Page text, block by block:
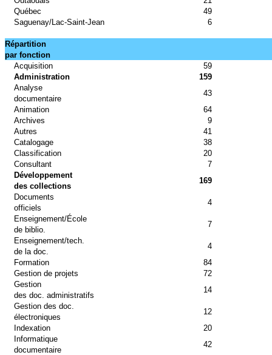
Québec
49
Saguenay/Lac-Saint-Jean
6
Répartition
par fonction
Acquisition
59
Administration
159
Analyse
documentaire
43
Animation
64
Archives
9
Autres
41
Catalogage
38
Classification
20
Consultant
7
Développement
des collections
169
Documents
officiels
4
Enseignement/École
de biblio.
7
Enseignement/tech.
de la doc.
4
Formation
84
Gestion de projets
72
Gestion
des doc. administratifs
14
Gestion des doc.
électroniques
12
Indexation
20
Informatique
documentaire
42